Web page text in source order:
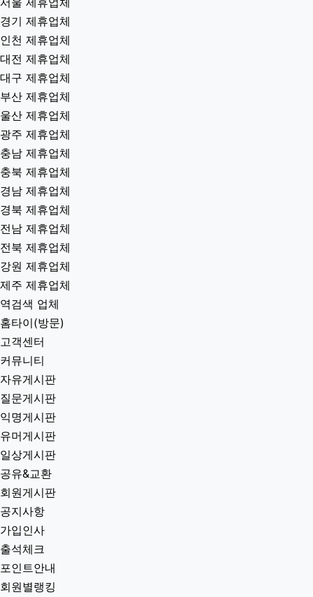
경기 제휴업체
인천 제휴업체
대전 제휴업체
대구 제휴업체
부산 제휴업체
울산 제휴업체
광주 제휴업체
충남 제휴업체
충북 제휴업체
경남 제휴업체
경북 제휴업체
전남 제휴업체
전북 제휴업체
강원 제휴업체
제주 제휴업체
역검색 업체
홈타이(방문)
고객센터
커뮤니티
자유게시판
질문게시판
익명게시판
유머게시판
일상게시판
공유&교환
회원게시판
공지사항
가입인사
출석체크
포인트안내
회원별랭킹